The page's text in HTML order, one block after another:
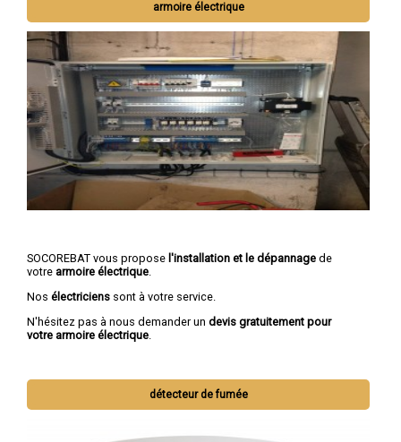
armoire électrique
SOCOREBAT vous propose l'installation et le dépannage de
votre armoire électrique.
Nos électriciens sont à votre service.
N'hésitez pas à nous demander un devis gratuitement pour
votre armoire électrique
détecteur de fumée